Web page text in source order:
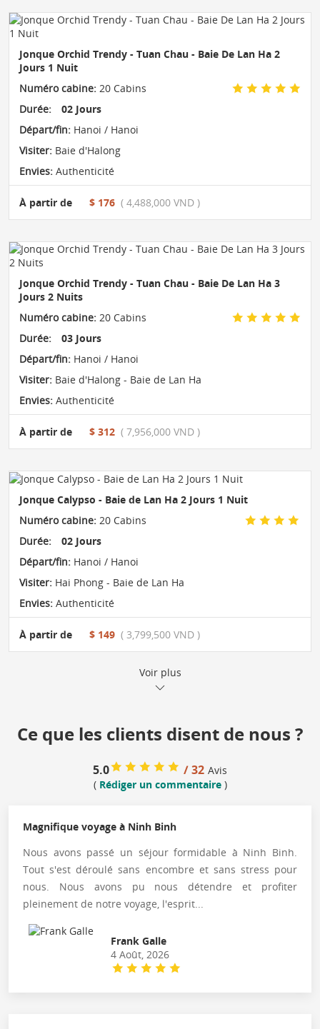
Jonque Orchid Trendy - Tuan Chau - Baie De Lan Ha 2
Jours 1 Nuit
Numéro cabine: 20 Cabins
Durée:
02 Jours
Départ/fin: Hanoi / Hanoi
Visiter: Baie d'Halong
Envies: Authenticité
À partir de $ 176 ( 4,488,000 VND )
Jonque Orchid Trendy - Tuan Chau - Baie De Lan Ha 3
Jours 2 Nuits
Numéro cabine: 20 Cabins
Durée:
03 Jours
Départ/fin: Hanoi / Hanoi
Visiter: Baie d'Halong - Baie de Lan Ha
Envies: Authenticité
À partir de $ 312 ( 7,956,000 VND )
Jonque Calypso - Baie de Lan Ha 2 Jours 1 Nuit
Numéro cabine: 20 Cabins
Durée:
02 Jours
Départ/fin: Hanoi / Hanoi
Visiter: Hai Phong - Baie de Lan Ha
Envies: Authenticité
À partir de $ 149 ( 3,799,500 VND )
Voir plus
Ce que les clients disent de nous ?
5.0 / 32 Avis
( Rédiger un commentaire)
Magnifique voyage à Ninh Binh
Nous avons passé un séjour formidable à Ninh Binh.
Tout s'est déroulé sans encombre et sans stress pour
nous. Nous avons pu nous détendre et profiter
pleinement de notre voyage, l'esprit...
Frank Galle
4 Août, 2026